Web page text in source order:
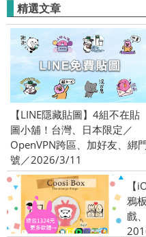
精選文章
【LINE隱藏貼圖】4組不在貼
圖小舖！台灣、日本限定／
OpenVPN跨區、加好友、綁
號／2026/3/11
【
鴉
戲